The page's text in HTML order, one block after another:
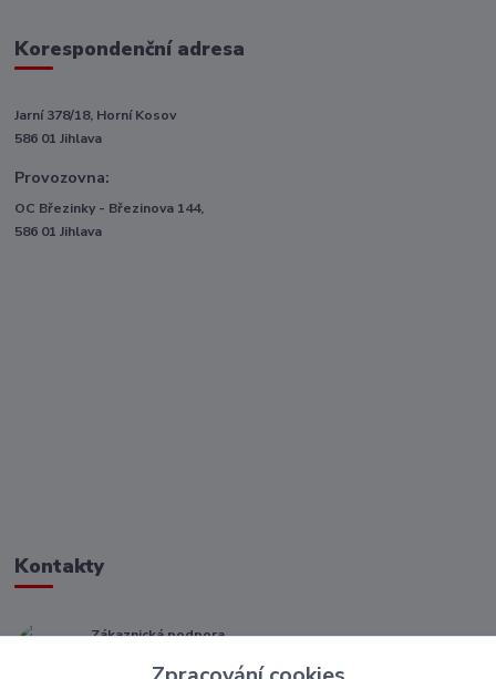
Korespondenční adresa
Jarní 378/18, Horní Kosov
586 01 Jihlava
Provozovna:
OC Březinky - Březinova 144,
586 01 Jihlava
Kontakty
Zákaznická podpora